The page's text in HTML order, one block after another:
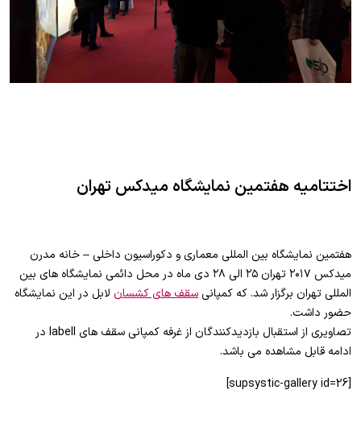
اختتامیه هفتمین نمایشگاه میدکس تهران
هفتمین نمایشگاه بين المللی معماری و دكوراسیون داخلی – خانه مدرن
میدکس ۲۰۱۷ تهران
۲۵ الی ۲۸ دی ماه در محل دائمی نمایشگاه های بین
المللی تهران برگزار شد. که کمپانی سقف های کشسان لابل در این نمایشگاه
حضور داشت.
تصاویری از استقبال بازدیدکنندگان از غرفه کمپانی سقف های labell در
ادامه قابل مشاهده می باشد.
[supsystic-gallery id=26]